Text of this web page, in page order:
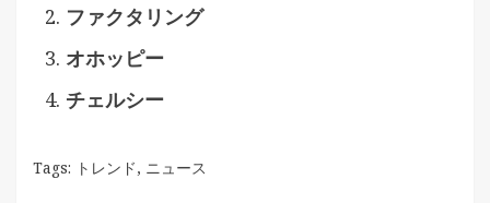
ファクタリング
オホッピー
チェルシー
Tags: トレンド, ニュース